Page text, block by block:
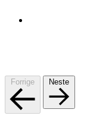
Forrige Neste